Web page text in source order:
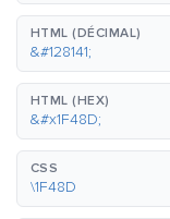
HTML (DÉCIMAL)
&#128141;
HTML (HEX)
&#x1F48D;
CSS
\1F48D